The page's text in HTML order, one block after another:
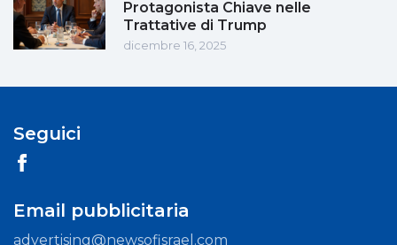
Protagonista Chiave nelle
Trattative di Trump
dicembre 16, 2025
Seguici
Email pubblicitaria
advertising@newsofisrael.com